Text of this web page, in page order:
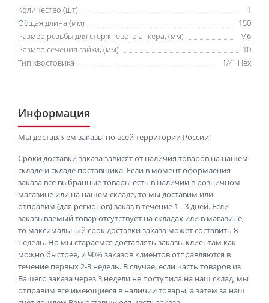
Количество (шт)
1
Общая длина (мм)
150
Размер резьбы для стержневого анкера, (мм)
M6
Размер сечения гайки, (мм)
10
Тип хвостовика
1/4" Hex
Информация
Мы доставляем заказы по всей территории России!
Сроки доставки заказа зависят от наличия товаров на нашем
складе и складе поставщика. Если в момент оформления
заказа все выбранные товары есть в наличии в розничном
магазине или на нашем складе, то мы доставим или
отправим (для регионов) заказ в течение 1 - 3 дней. Если
заказываемый товар отсутствует на складах или в магазине,
то максимальный срок доставки заказа может составить 8
недель. Но мы стараемся доставлять заказы клиентам как
можно быстрее, и 90% заказов клиентов отправляются в
течение первых 2-3 недель. В случае, если часть товаров из
Вашего заказа через 3 недели не поступила на наш склад, мы
отправим все имеющиеся в наличии товары, а затем за наш